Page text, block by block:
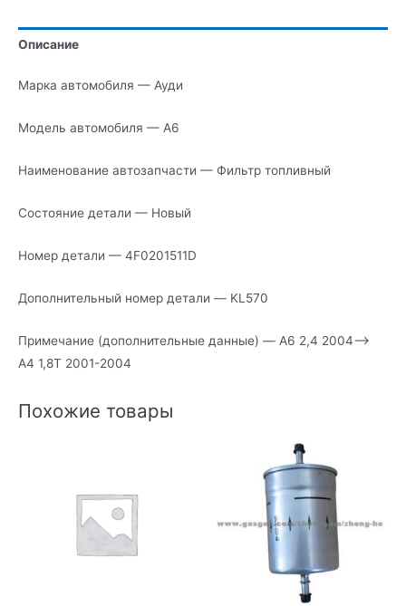
Описание
Марка автомобиля — Ауди
Модель автомобиля — А6
Наименование автозапчасти — Фильтр топливный
Состояние детали — Новый
Номер детали — 4F0201511D
Дополнительный номер детали — KL570
Примечание (дополнительные данные) — A6 2,4 2004—>
A4 1,8T 2001-2004
Похожие товары